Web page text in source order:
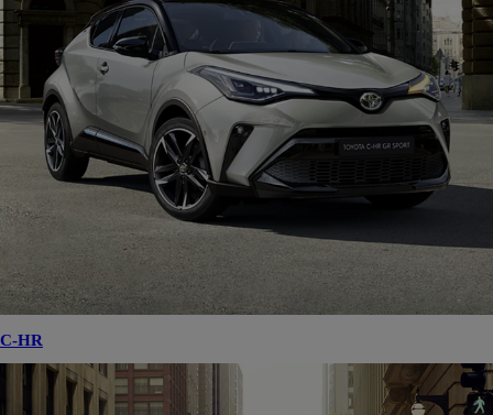
C-HR